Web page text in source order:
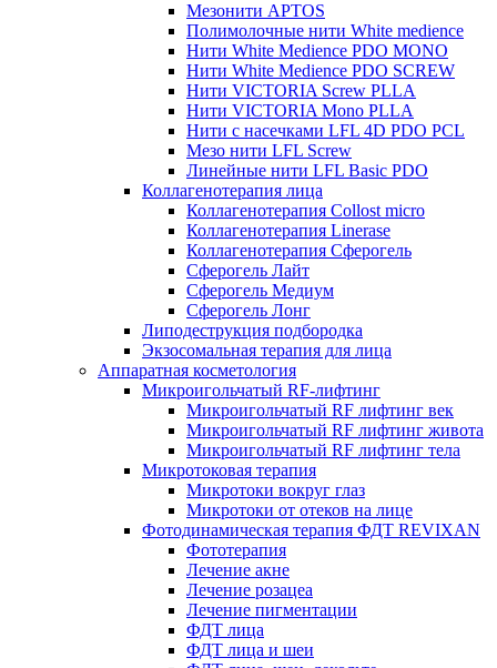
Мезонити APTOS
Полимолочные нити White medience
Нити White Medience PDO MONO
Нити White Medience PDO SCREW
Нити VICTORIA Screw PLLA
Нити VICTORIA Mono PLLA
Нити с насечками LFL 4D PDO PCL
Мезо нити LFL Screw
Линейные нити LFL Basic PDO
Коллагенотерапия лица
Коллагенотерапия Collost micro
Коллагенотерапия Linerase
Коллагенотерапия Сферогель
Сферогель Лайт
Сферогель Медиум
Сферогель Лонг
Липодеструкция подбородка
Экзосомальная терапия для лица
Аппаратная косметология
Микроигольчатый RF-лифтинг
Микроигольчатый RF лифтинг век
Микроигольчатый RF лифтинг живота
Микроигольчатый RF лифтинг тела
Микротоковая терапия
Микротоки вокруг глаз
Микротоки от отеков на лице
Фотодинамическая терапия ФДТ REVIXAN
Фототерапия
Лечение акне
Лечение розацеа
Лечение пигментации
ФДТ лица
ФДТ лица и шеи